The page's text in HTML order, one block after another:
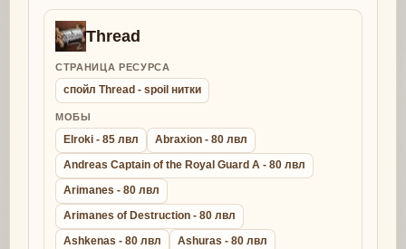
Thread
СТРАНИЦА РЕСУРСА
спойл Thread - spoil нитки
МОБЫ
Elroki - 85 лвл
Abraxion - 80 лвл
Andreas Captain of the Royal Guard A - 80 лвл
Arimanes - 80 лвл
Arimanes of Destruction - 80 лвл
Ashkenas - 80 лвл
Ashuras - 80 лвл